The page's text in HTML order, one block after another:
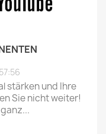
stärken und Ihre
Sie nicht weiter!